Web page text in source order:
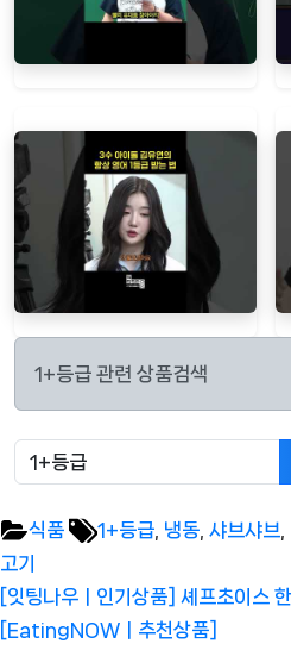
1+등급 관련 상품검색
식품 Tags:
1+등급 냉동 샤브샤브
고기
글
탐
Previous
Post:
[잇팅나우ㅣ인기상품] 셰프초이스
[EatingNOWㅣ추천상품]